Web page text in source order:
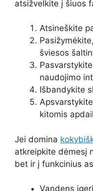
atsižvelkite į šiuos
Atsineškite
šviesos
naudojimo
Išbandykite
kitomis
Jei domina
atkreipkite dėmesį
bet ir į funkcinius
Vandens